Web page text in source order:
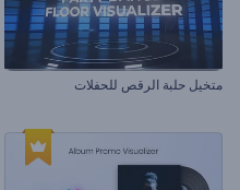
متخيل حلبة الرقص للحفلات